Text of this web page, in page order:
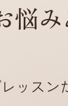
悩み
ッスン